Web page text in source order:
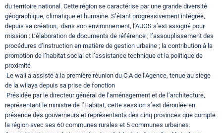
du territoire national. Cette région se caractérise par une grande diversité
géographique, climatique et humaine. S’étant progressivement intégrée,
depuis sa création, dans son environnement, l’AUGS s’est assigné pour
mission : L’élaboration de documents de référence ; l’assouplissement des
procédures d’instruction en matière de gestion urbaine ; la contribution à la
promotion de l’habitat social et l’assistance technique et la politique de
proximité
Le wali a assisté à la première réunion du C.A de l’Agence, tenue au siège
de la wilaya depuis sa prise de fonction
Présidée par le directeur général de l’aménagement et de l’architecture,
représentant le ministre de l’Habitat, cette session s’est déroulée en
présence des gouverneurs et représentants des cinq provinces que compte
la région avec ses 60 communes rurales et 5 communes urbaines.